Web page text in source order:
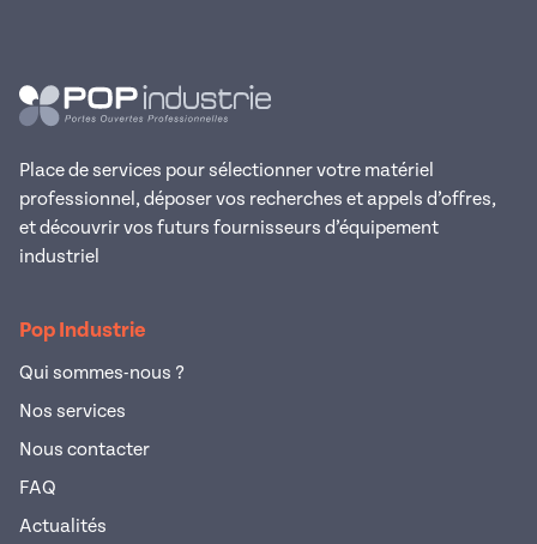
Place de services pour sélectionner votre matériel
professionnel, déposer vos recherches et appels d’offres,
et découvrir vos futurs fournisseurs d’équipement
industriel
Pop Industrie
Qui sommes-nous ?
Nos services
Nous contacter
FAQ
Actualités